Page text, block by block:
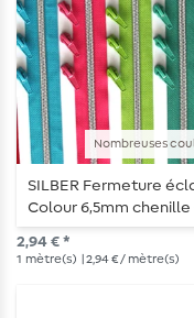
Nombreuses
SILBER Fermeture
Colour 6,5mm chenille
mètre de longueur -
métallisée
2,94 € *
1 mètre(s) | 2,94 € / mètre(s)